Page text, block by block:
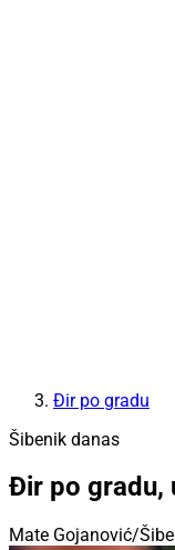
Đir po gradu
Šibenik danas
Đir po gradu,
Mate Gojanović/